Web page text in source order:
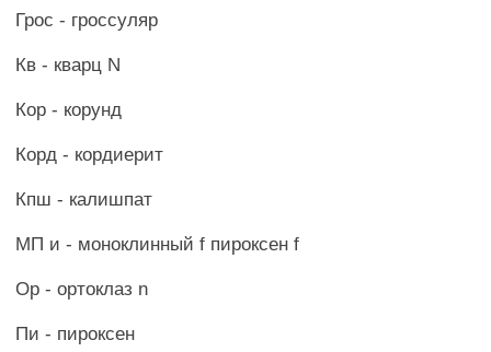
Грос - гроссуляр
Кв - кварц N
Кор - корунд
Корд - кордиерит
Кпш - калишпат
МП и - моноклинный f пироксен f
Ор - ортоклаз n
Пи - пироксен